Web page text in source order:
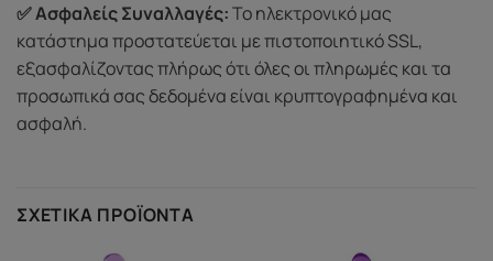
✅ Ασφαλείς Συναλλαγές:Το ηλεκτρονικό μας
κατάστημα προστατεύεται με πιστοποιητικό SSL,
εξασφαλίζοντας πλήρως ότι όλες οι πληρωμές και τα
προσωπικά σας δεδομένα είναι κρυπτογραφημένα και
ασφαλή.
ΣΧΕΤΙΚΆ ΠΡΟΪΌΝΤΑ